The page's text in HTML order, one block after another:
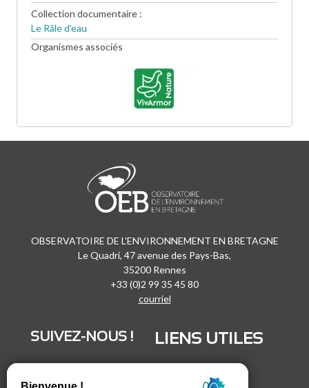
Collection documentaire
Le Râle d'eau
Organismes associés
OBSERVATOIRE DE L'ENVIRONNEMENT EN BRETAGNE
Le Quadri, 47 avenue des Pays-Bas,
35200 Rennes
+33 (0)2 99 35 45 80
courriel
SUIVEZ-NOUS !
Vimeo
LIENS UTILES